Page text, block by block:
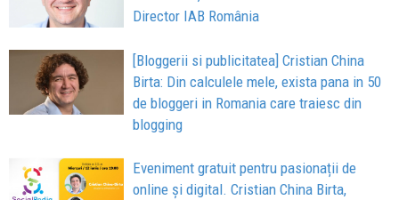
Director IAB România
[Bloggerii si publicitatea] Cristian China
Birta: Din calculele mele, exista pana in 50
de bloggeri in Romania care traiesc din
blogging
Eveniment gratuit pentru pasionații de
online și digital. Cristian China Birta,